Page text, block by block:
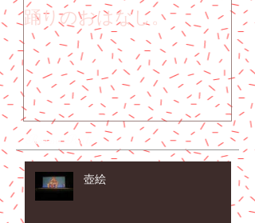
踊りのおはなし。 子
Recent Posts
壺絵